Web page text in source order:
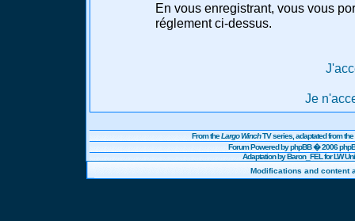
En vous enregistrant, vous vous
réglement ci-dessus.
Je
From theLargo WinchTV series, adaptated from
Forum Powered byphpBB� 2006
Adaptation by Baron_FEL for LW
Modifications and content